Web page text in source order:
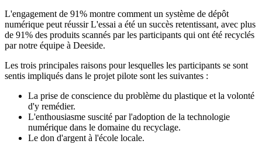
L'engagement de 91% montre comment un système de dépôt
numérique peut réussir L'essai a été un succès retentissant, avec plus
de 91% des produits scannés par les participants qui ont été recyclés
par notre équipe à Deeside.
Les trois principales raisons pour lesquelles les participants se sont
sentis impliqués dans le projet pilote sont les suivantes :
La prise de conscience du problème du plastique et la volonté
d'y remédier.
L'enthousiasme suscité par l'adoption de la technologie
numérique dans le domaine du recyclage.
Le don d'argent à l'école locale.